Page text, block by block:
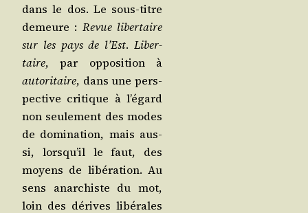
dans le dos. Le sous-titre
demeure : Revue liber­taire
sur les pays de l’Est.Liber­
taire, par oppo­si­tion à
auto­ri­taire, dans une pers­
pec­tive cri­tique à l’é­gard
non seule­ment des modes
de domi­na­tion, mais aus­
si, lors­qu’il le faut, des
moyens de libé­ra­tion. Au
sens anar­chiste du mot,
loin des dérives libé­rales